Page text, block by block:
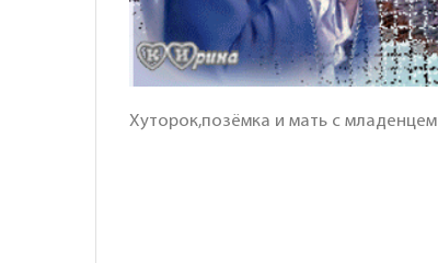
Хуторок,позёмка и мать с младенцем